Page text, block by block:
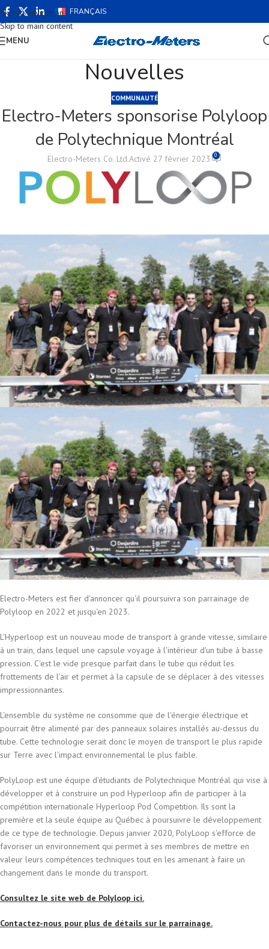
Skip to navigation
Skip to main content
FRANÇAIS
MENU
Nouvelles
COMMUNAUTÉ
Electro-Meters sponsorise Polyloop
de Polytechnique Montréal
Electro-Meters Co. Ltd.Activé 27 février 2023 0
Electro-Meters est fier d'annoncer qu'il poursuivra son parrainage de
Polyloop en 2022 et jusqu'en 2023.
L'Hyperloop est un nouveau mode de transport à grande vitesse, similaire
à un train, dans lequel une capsule voyage à l'intérieur d'un tube à basse
pression. C'est le vide presque parfait dans le tube qui réduit les
frottements de l'air et permet à la capsule de se déplacer à des vitesses
impressionnantes.
L'ensemble du système ne consomme que de l'énergie électrique et
pourrait être alimenté par des panneaux solaires installés au-dessus du
tube. Cette technologie serait donc le moyen de transport le plus rapide
sur Terre avec l'impact environnemental le plus faible.
PolyLoop est une équipe d'étudiants de Polytechnique Montréal qui vise à
développer et à construire un pod Hyperloop afin de participer à la
compétition internationale Hyperloop Pod Competition. Ils sont la
première et la seule équipe au Québec à poursuivre le développement
de ce type de technologie. Depuis janvier 2020, PolyLoop s'efforce de
favoriser un environnement qui permet à ses membres de mettre en
valeur leurs compétences techniques tout en les amenant à faire un
changement dans le monde du transport.
Consultez le site web de Polyloop ici.
Contactez-nous pour plus de détails sur le parrainage.